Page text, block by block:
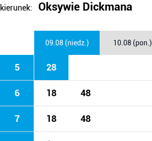
kierunek: Oksywie Dickmana
09.08 (niedz.) 10.08 (pon.)
5 28
6 18 48
7 18 48